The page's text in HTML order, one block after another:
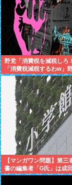
野党「消費税を減税しろ
「消費税減税するわw」
費税を減税するな！」
【マンガワン問題】第三
書の編集者「G氏」は成
氏...Xで謝罪